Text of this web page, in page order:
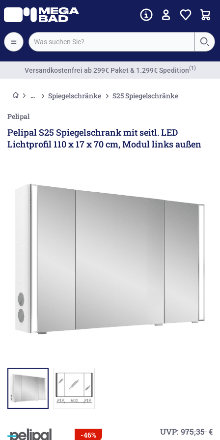
Versandkostenfrei ab 299€ Paket & 1.299€ Spedition(1)
Spiegelschränke S25 Spiegelschränke
Pelipal
Pelipal S25 Spiegelschrank mit seitl. LED
Lichtprofil 110 x 17 x 70 cm, Modul links außen
-46% UVP: 975,35€